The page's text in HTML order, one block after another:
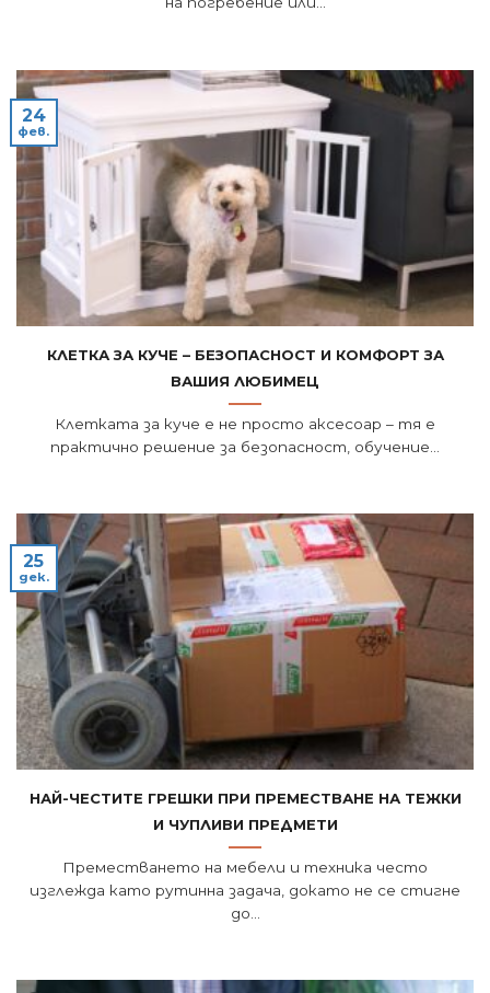
Клетка за куче – безопасност и комфорт за
вашия любимец
Клетката за куче е не просто аксесоар – тя е
практично решение за безопасност, обучение...
24
фев.
Най-честите грешки при преместване на тежки
и чупливи предмети
Преместването на мебели и техника често
изглежда като рутинна задача, докато не се стигне
до...
25
дек.